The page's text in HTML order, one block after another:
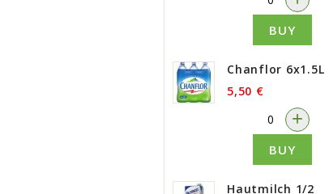
BUY
Chanflor 6x1.5L
5,50 €
+
BUY
Hautmilch 1/2